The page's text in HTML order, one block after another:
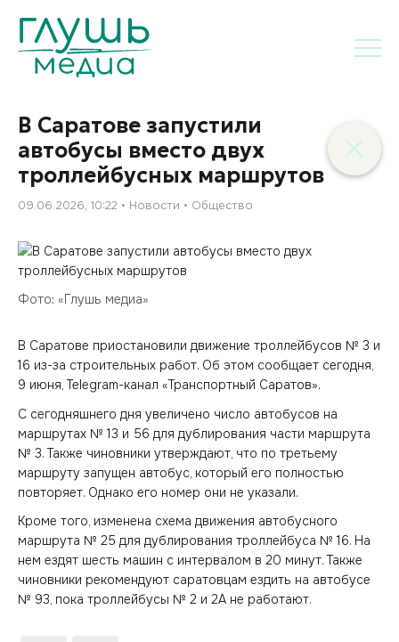
В Саратове запустили
автобусы вместо двух
троллейбусных маршрутов
09.06.2026, 10:22 Новости Общество
Фото: «Глушь медиа»
В Саратове приостановили движение троллейбусов № 3 и
16 из-за строительных работ. Об этом сообщает сегодня,
9 июня, Telegram-канал «Транспортный Саратов».
С сегодняшнего дня увеличено число автобусов на
маршрутах № 13 и 56 для дублирования части маршрута
№ 3. Также чиновники утверждают, что по третьему
маршруту запущен автобус, который его полностью
повторяет. Однако его номер они не указали.
Кроме того, изменена схема движения автобусного
маршрута № 25 для дублирования троллейбуса № 16. На
нем ездят шесть машин с интервалом в 20 минут. Также
чиновники рекомендуют саратовцам ездить на автобусе
№ 93, пока троллейбусы № 2 и 2А не работают.